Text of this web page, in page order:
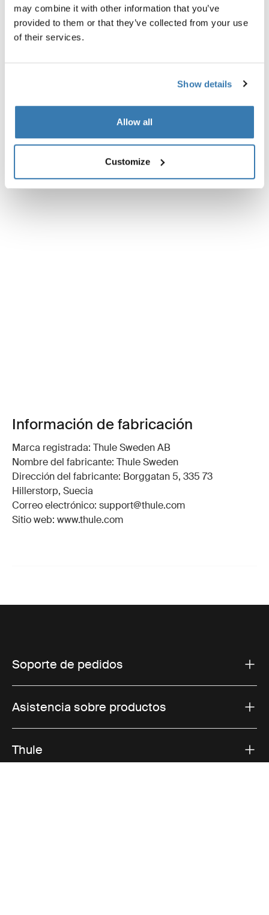
may combine it with other information that you’ve
provided to them or that they’ve collected from your use
of their services.
Show details
Allow all
Customize
Toggle overview
Reseñas
Información de fabricación
Marca registrada: Thule Sweden AB
Nombre del fabricante: Thule Sweden
Dirección del fabricante: Borggatan 5, 335 73
Hillerstorp, Suecia
Correo electrónico: support@thule.com
Sitio web: www.thule.com
Soporte de pedidos
Asistencia sobre productos
Thule